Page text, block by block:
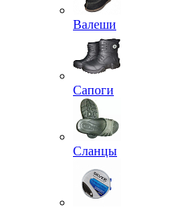
Валеши
Сапоги
Сланцы